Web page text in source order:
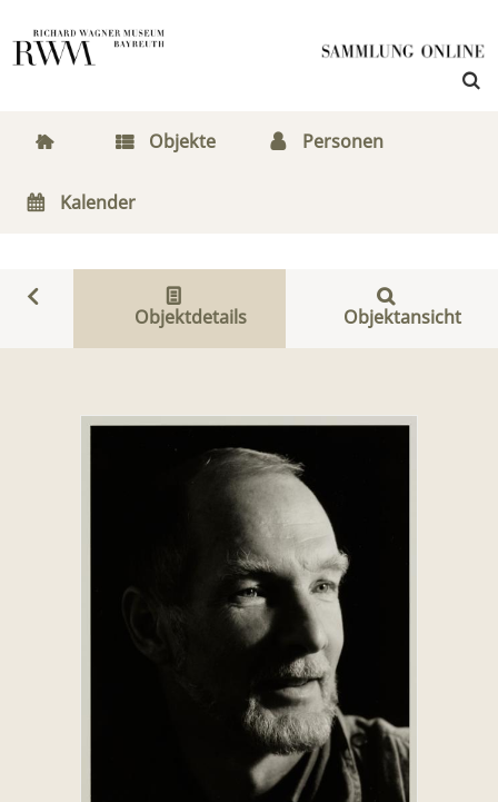
Objekte Personen
Kalender
Objektdetails Objektansicht